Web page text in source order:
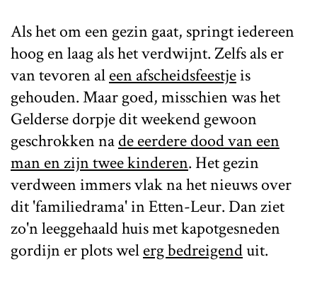
Als het om een gezin gaat, springt iedereen
hoog en laag als het verdwijnt. Zelfs als er
van tevoren aleen afscheidsfeestjeis
gehouden. Maar goed, misschien was het
Gelderse dorpje dit weekend gewoon
geschrokken nade eerdere dood van een
man en zijn twee kinderen. Het gezin
verdween immers vlak na het nieuws over
dit 'familiedrama' in Etten-Leur. Dan ziet
zo'n leeggehaald huis met kapotgesneden
gordijn er plots welerg bedreigenduit.